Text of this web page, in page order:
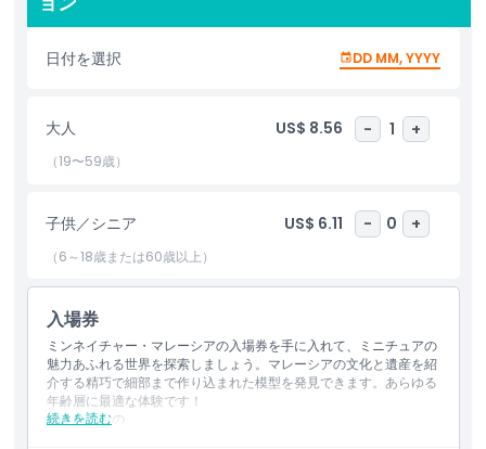
旅を提供します。マレーシアで高く評価されている屋内アトラクシ
ョンのひとつとして、MinNatureはあらゆる年齢層に適した家族
向けの目的地です。子どもたちはインタラクティブな展示やアニメ
でしょう。空調の効いた空間は快適な環境を提供するため、雨の日
や暑い午後にも最適なアクティビティです。写真家や教育者、マレ
ーシアの遺産に興味がある人にとっても完璧で、MinNatureは単
でのおすすめの過ごし方や近くでの屋内の家族向けアクティビティ
を探しているなら、MinNature Malaysiaはぜひ訪れるべきリスト
に入る場所です。
ハイライト
含まれるもの
日付を選択 DD MM, YYYY
大人 US$ 8.56 - 1 +
（19〜59歳）
子供／シニア US$ 6.11 - 0 +
（6～18歳または60歳以上）
入場券
ミンネイチャー・マレーシアの入場券を手に入れて、ミニチュアの
魅力あふれる世界を探索しましょう。マレーシアの文化と遺産を紹
介する精巧で細部まで作り込まれた模型を発見できます。あらゆる
年齢層に最適な体験です！
続きを読む
含まれるもの